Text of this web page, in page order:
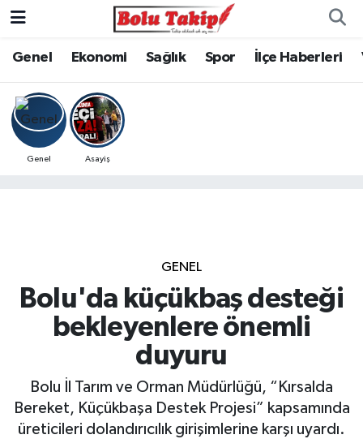
Genel Ekonomi Sağlık Spor İlçe Haberleri
Genel Asayiş
GENEL
Bolu'da küçükbaş desteği
bekleyenlere önemli
duyuru
Bolu İl Tarım ve Orman Müdürlüğü, “Kırsalda
Bereket, Küçükbaşa Destek Projesi” kapsamında
üreticileri dolandırıcılık girişimlerine karşı uyardı.